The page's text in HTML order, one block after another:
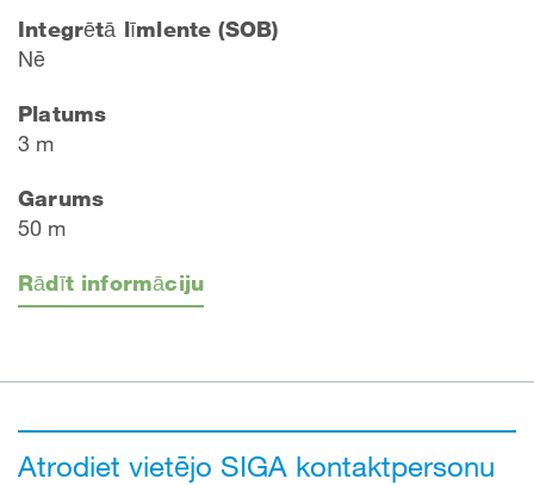
Integrētā līmlente (SOB)
Nē
Platums
3 m
Garums
50 m
Rādīt informāciju
Atrodiet vietējo SIGA kontaktpersonu